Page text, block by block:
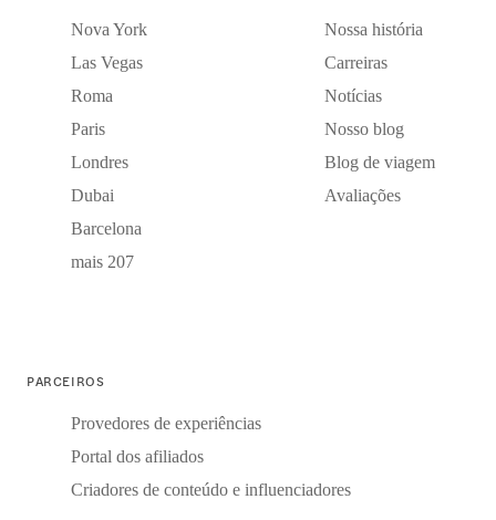
Nova York
Las Vegas
Roma
Paris
Londres
Dubai
Barcelona
mais 207
Nossa história
Carreiras
Notícias
Nosso blog
Blog de viagem
Avaliações
PARCEIROS
Provedores de experiências
Portal dos afiliados
Criadores de conteúdo e influenciadores